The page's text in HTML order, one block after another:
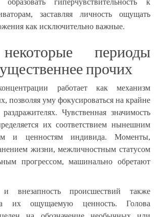
заставляя личность ощущать
как исключительно важные.
периоды
прочих
работает как механизм
позволяя уму фокусироваться на крайне
Чувственная значимость
их соответствием нынешним
и ценностям индивида. Моменты,
жизни, межличностным статусом
прогрессом, машинально обретают
и внезапность происшествий также
их ощущаемую ценность. Голова